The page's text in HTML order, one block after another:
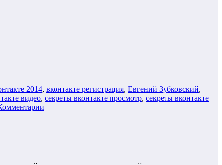
2014, вконтакте регистрация, Евгений Зубковский,
видео, секреты вконтакте просмотр, секреты вконтакте